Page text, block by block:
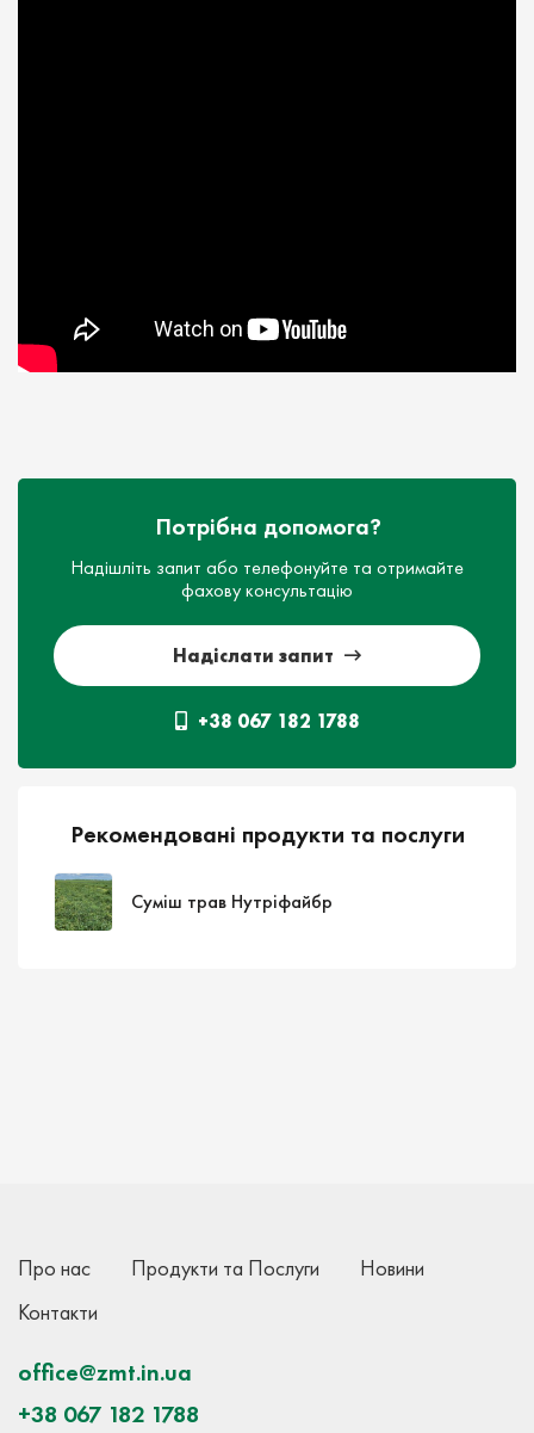
Потрібна допомога?
Надішліть запит або телефонуйте та отримайте
фахову консультацію
Надіслати запит
+38 067 182 1788
Рекомендовані продукти та послуги
Суміш трав Нутріфайбр
Про нас Продукти та Послуги
Новини
Контакти
office@zmt.in.ua
+38 067 182 1788